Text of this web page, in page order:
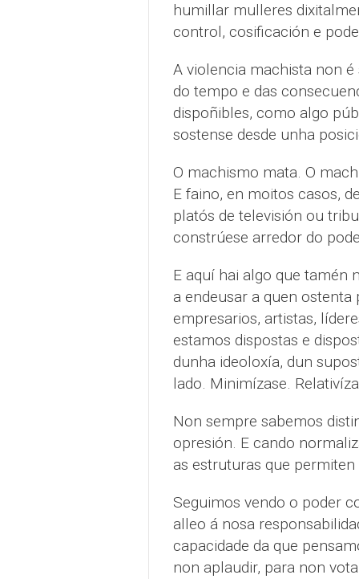
humillar mulleres
control, cosificación e
A violencia machista non
do tempo e das
dispoñibles, como algo
sostense desde unha
O machismo mata. O
E faino, en moitos casos,
platós de televisión ou
constrúese arredor do
E aquí hai algo que tamén
a endeusar a quen
empresarios, artistas,
estamos dispostas e
dunha ideoloxía, dun
lado. Minimízase.
Non sempre sabemos
opresión. E cando
as estruturas que permiten
Seguimos vendo o poder
alleo á nosa
capacidade da que
non aplaudir, para non